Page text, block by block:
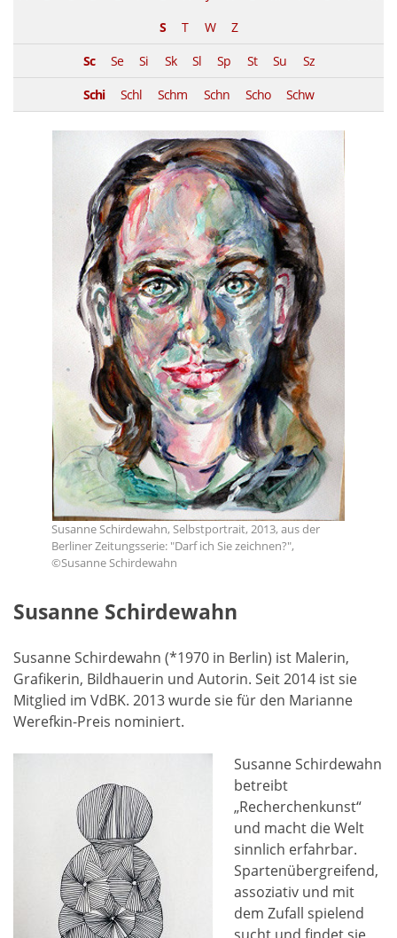
S
T W
Z
Sc
Se Si Sk Sl Sp St Su
Sz
Schi
Schl Schm Schn Scho Schw
Susanne Schirdewahn, Selbstportrait, 2013, aus der
Berliner Zeitungsserie: "Darf ich Sie zeichnen?",
©Susanne Schirdewahn
Susanne Schirdewahn
Susanne Schirdewahn (*1970 in Berlin) ist Malerin,
Grafikerin, Bildhauerin und Autorin. Seit 2014 ist sie
Mitglied im VdBK. 2013 wurde sie für den Marianne
Werefkin-Preis nominiert.
Susanne Schirdewahn
betreibt
„Recherchenkunst“
und macht die Welt
sinnlich erfahrbar.
Spartenübergreifend,
assoziativ und mit
dem Zufall spielend